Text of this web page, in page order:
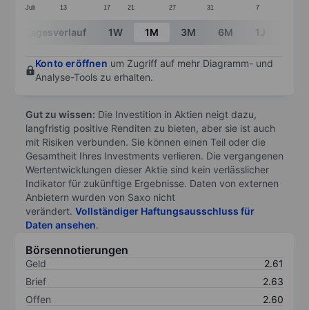
Juli 13 17 21 27 31 7
End of interactive chart.
Tagesverlauf 1W 1M 3M 6M 1J
Konto eröffnen um Zugriff auf mehr Diagramm- und
Analyse-Tools zu erhalten.
Gut zu wissen: Die Investition in Aktien neigt dazu,
langfristig positive Renditen zu bieten, aber sie ist auch
mit Risiken verbunden. Sie können einen Teil oder die
Gesamtheit Ihres Investments verlieren. Die vergangenen
Wertentwicklungen dieser Aktie sind kein verlässlicher
Indikator für zukünftige Ergebnisse. Daten von externen
Anbietern wurden von Saxo nicht
verändert. Vollständiger Haftungsausschluss für
Daten ansehen.
Börsennotierungen
Geld
2.61
Brief
2.63
Offen
2.60